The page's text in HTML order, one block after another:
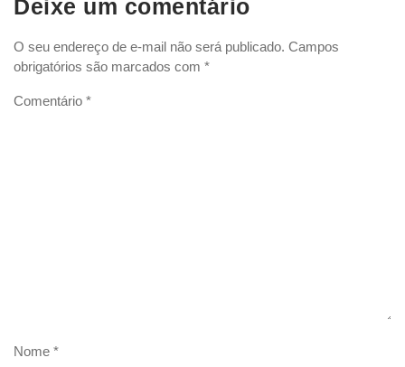
Deixe um comentário
O seu endereço de e-mail não será publicado. Campos
obrigatórios são marcados com *
Comentário *
Nome *